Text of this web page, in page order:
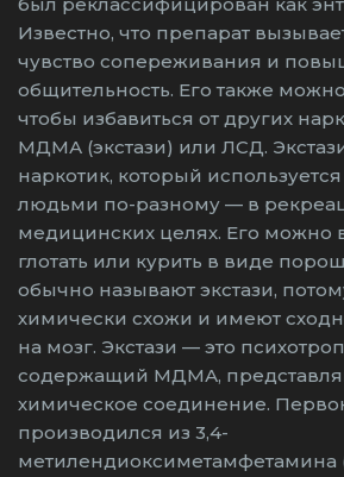
Известно, что препарат
чувство сопереживания и
общительность. Его также
чтобы избавиться от других
МДМА (экстази) или ЛСД.
наркотик, который
людьми по-разному — в
медицинских целях. Его можно
глотать или курить в виде
обычно называют экстази,
химически схожи и имеют
на мозг. Экстази — это
содержащий МДМА,
химическое соединение.
производился из 3,4-